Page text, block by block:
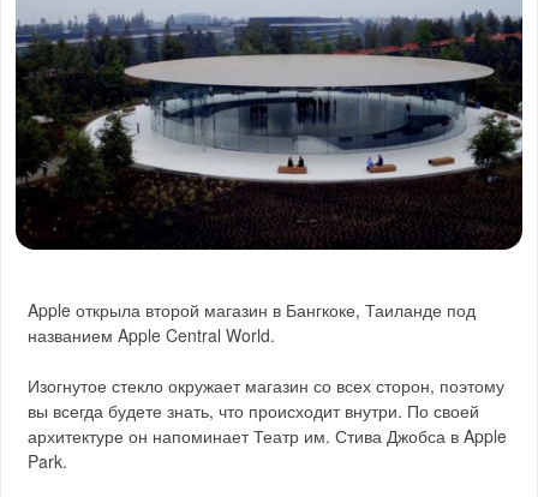
Apple открыла второй магазин в Бангкоке, Таиланде под
названием Apple Central World.
Изогнутое стекло окружает магазин со всех сторон, поэтому
вы всегда будете знать, что происходит внутри. По своей
архитектуре он напоминает Театр им. Стива Джобса в Apple
Park.